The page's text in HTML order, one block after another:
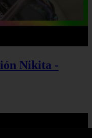
Nikita -